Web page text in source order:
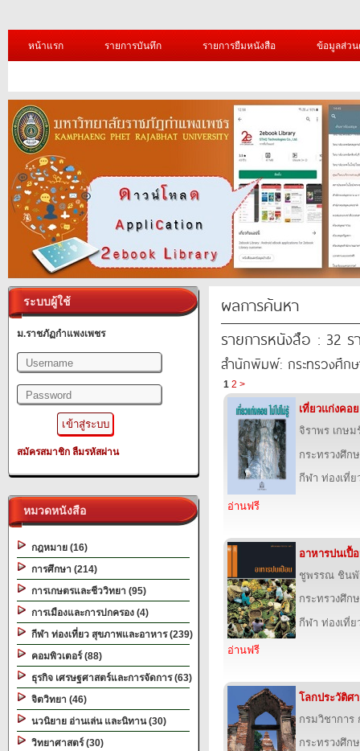
หน้าแรก รายการบันทึก รายการยืมหนังสือ ข้อมูลส่ว
ระบบผู้ใช้
ม.ราชภัฏกำแพงเพชร
สมัครสมาชิก ลืมรหัสผ่าน
หมวดหนังสือ
กฎหมาย (16)
การศึกษา (214)
การเกษตรและชีววิทยา (95)
การเมืองและการปกครอง (4)
กีฬา ท่องเที่ยว สุขภาพและอาหาร (239)
คอมพิวเตอร์ (88)
ธุรกิจ เศรษฐศาสตร์และการจัดการ (63)
จิตวิทยา (46)
นวนิยาย อ่านเล่น และนิทาน (30)
วิทยาศาสตร์ (30)
ผลการค้นหา
รายการหนังสือ : 32 ร
สำนักพิมพ์: กระทรวงศึก
1 2 >
เที่ยวแก่งคอ
จิราพร เกษ
กระทรวงศึก
กีฬา ท่องเที่
อ่านฟรี
อาหารปนเปื้
ชูพรรณ ชินพั
กระทรวงศึก
กีฬา ท่องเที่
อ่านฟรี
โลกประวัติศ
กรมวิชาการ
กระทรวงศึก